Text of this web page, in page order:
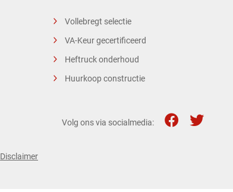
Vollebregt selectie
VA-Keur gecertificeerd
Heftruck onderhoud
Huurkoop constructie
Disclaimer
Volg ons via socialmedia: